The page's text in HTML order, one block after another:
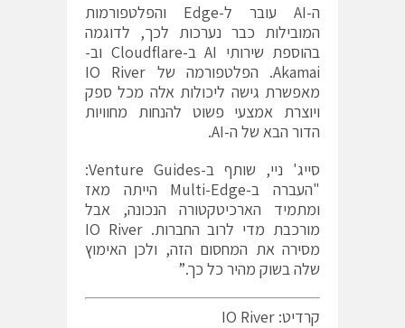
ה-AI עובר ל-Edge והפלטפורמות
המובילות כבר נערכות לכך, לדוגמה
בהוספת שירותי AI ב-Cloudflare וב-
Akamai. הפלטפורמה של IO River
מאפשרת גישה ליכולות אלה מכל ספק
ויוצרת אמצעי פשוט להנחות מחוויות
הדור הבא של ה-AI.
סייג' ניי, שותף ב-Venture Guides:
"העברה ב-Multi-Edge הייתה מאז
ומתמיד הארכיטקטורה הנכונה, אבל
מורכבת מדי לרוב החברות. IO River
מסירה את המחסום הזה, ולכן האימוץ
שלה בשוק מהיר כל כך.”
קרדיט: IO River